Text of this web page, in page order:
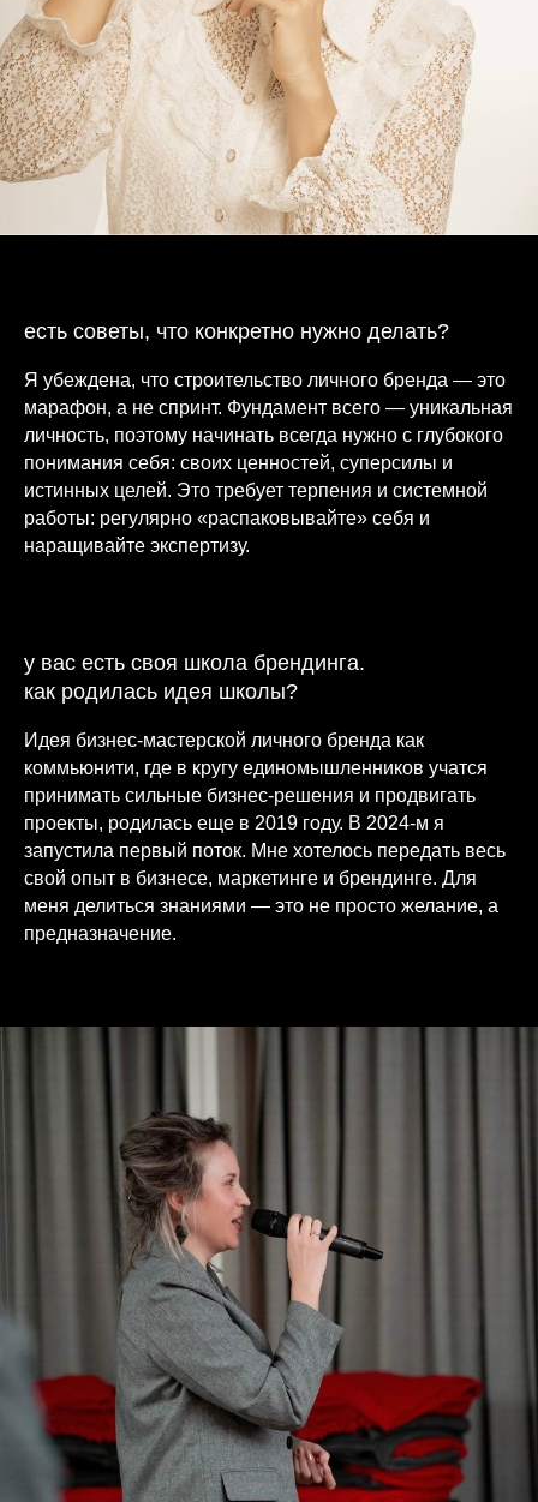
есть советы, что конкретно нужно делать?
Я убеждена, что строительство личного бренда — это
марафон, а не спринт. Фундамент всего — уникальная
личность, поэтому начинать всегда нужно с глубокого
понимания себя: своих ценностей, суперсилы и
истинных целей. Это требует терпения и системной
работы: регулярно «распаковывайте» себя и
наращивайте экспертизу.
у вас есть своя школа брендинга.
как родилась идея школы?
Идея бизнес-мастерской личного бренда как
коммьюнити, где в кругу единомышленников учатся
принимать сильные бизнес-решения и продвигать
проекты, родилась еще в 2019 году. В 2024-м я
запустила первый поток. Мне хотелось передать весь
свой опыт в бизнесе, маркетинге и брендинге. Для
меня делиться знаниями — это не просто желание, а
предназначение.